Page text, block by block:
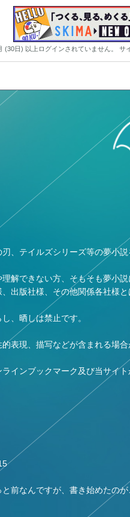
(30日) 以上ログインされていません。 サ
、テイルズシリーズ等の夢小
解できない方、そもそも夢小
、出版社様、その他関係各社様と
、晒しは禁止です。
表現、描写などが含まれる場
ラインブックマーク及び当サイ
前なんですが、書き始めたのが